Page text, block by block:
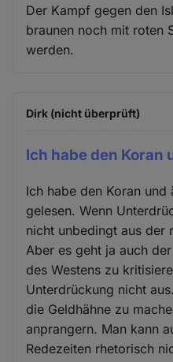
Der Kampf gegen den
braunen noch mit roten
werden.
Dirk (nicht überprüft)
Ich habe den Koran
Ich habe den Koran
gelesen. Wenn
nicht unbedingt aus der
Aber es geht ja auch
des Westens zu
Unterdrückung nicht
die Geldhähne zu
anprangern. Man kann
Redezeiten rhetorisch